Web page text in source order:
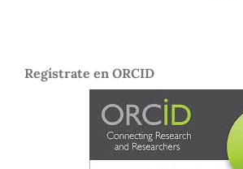
Regístrate en ORCID